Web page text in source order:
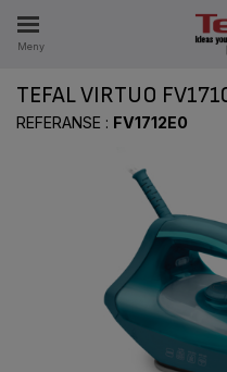
Meny
ÅR
TEFAL VIRTUO
REFERANSE : FV1712E0